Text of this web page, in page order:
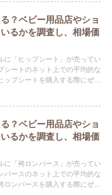
？ベビー用品店やショ
るかを調査し、相場価
に「ヒップシート」が売ってい
シートのネット上での平均的な
ップシートを購入する際にぜひ
？ベビー用品店やショ
るかを調査し、相場価
に「袴ロンパース」が売ってい
パースのネット上での平均的な
ロンパースを購入する際にぜひ